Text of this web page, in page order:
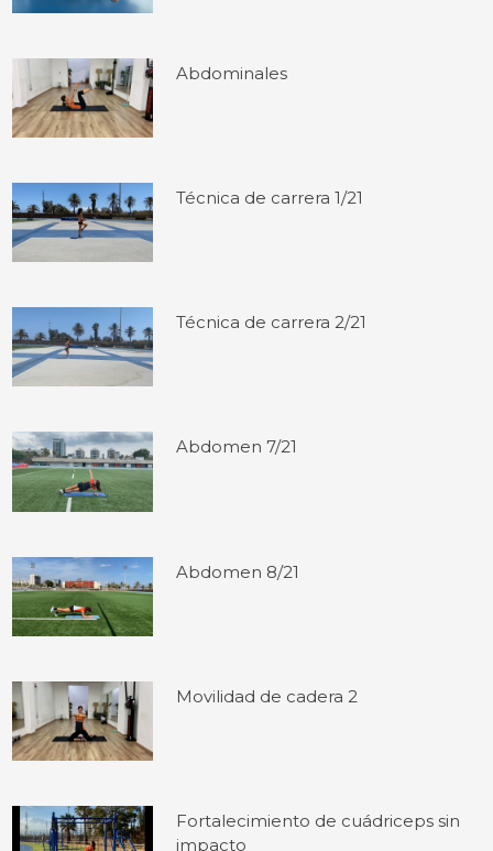
Abdominales
Técnica de carrera 1/21
Técnica de carrera 2/21
Abdomen 7/21
Abdomen 8/21
Movilidad de cadera 2
Fortalecimiento de cuádriceps sin
impacto